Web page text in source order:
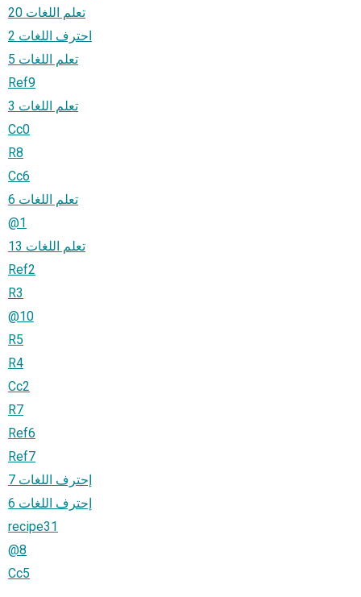
تعلم اللغات 20
احترف اللغات 2
تعلم اللغات 5
Ref9
تعلم اللغات 3
Cc0
R8
Cc6
تعلم اللغات 6
@1
تعلم اللغات 13
Ref2
R3
@10
R5
R4
Cc2
R7
Ref6
Ref7
إحترف اللغات 7
إحترف اللغات 6
recipe31
@8
Cc5